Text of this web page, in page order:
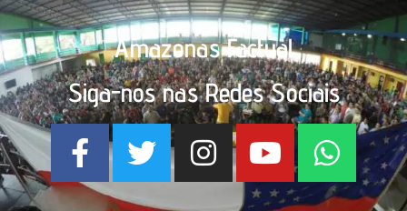
Amazonas Factual
Siga-nos nas Redes Sociais